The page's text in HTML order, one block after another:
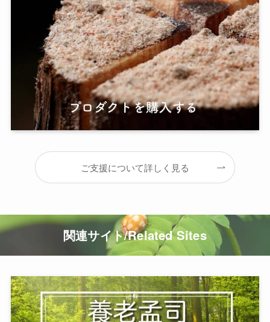
ご支援について詳しく見る
関連サイト/Related Sites